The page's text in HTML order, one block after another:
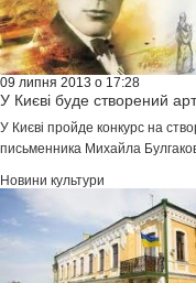
09 липня 2013 о 17:28
У Києві буде створений
У Києві пройде конкурс на
письменника Михайла
Новини культури